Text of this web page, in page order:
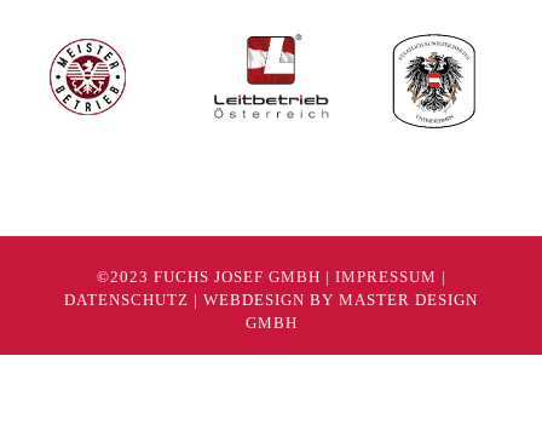
©2023 FUCHS JOSEF GMBH | IMPRESSUM |
DATENSCHUTZ | WEBDESIGN BY MASTER DESIGN
GMBH